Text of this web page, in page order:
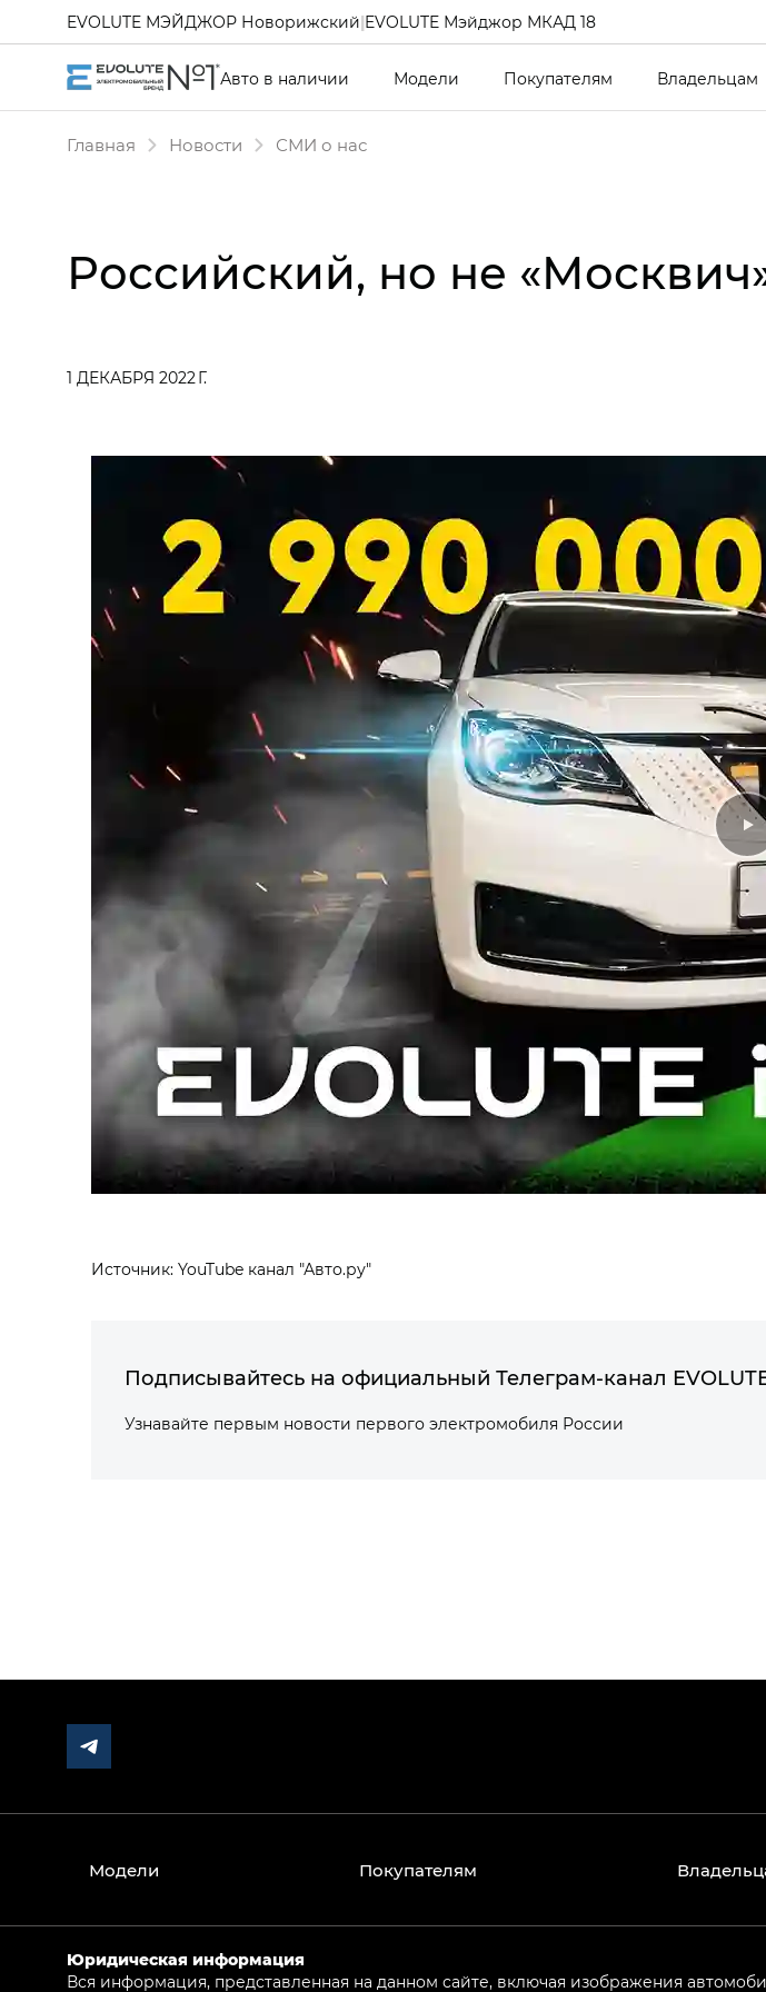
EVOLUTE МЭЙДЖОР Новорижский|EVOLUTE Мэйджор МКАД 18
Авто в наличии Модели Покупателям Владельцам
Главная Новости СМИ о нас
Российский, но не
1 ДЕКАБРЯ 2022 Г.
Источник: YouTube канал "Авто.ру"
Подписывайтесь на официальный Телеграм-канал
Узнавайте первым новости первого электромобиля России
Модели Покупателям
Юридическая информация
Вся информация, представленная на данном сайте, включая изображения